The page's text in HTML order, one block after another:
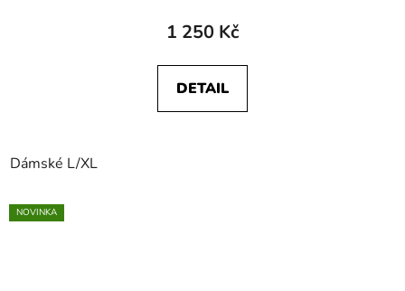
1 250 Kč
DETAIL
Dámské L/XL
NOVINKA